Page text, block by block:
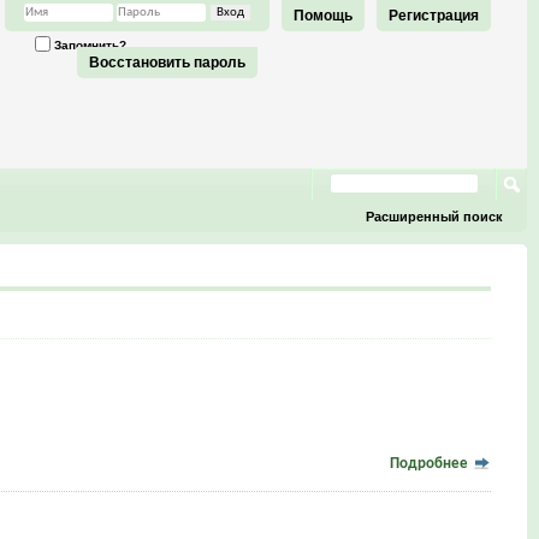
Регистрация
Помощь
Запомнить?
Восстановить пароль
Расширенный поиск
Подробнее